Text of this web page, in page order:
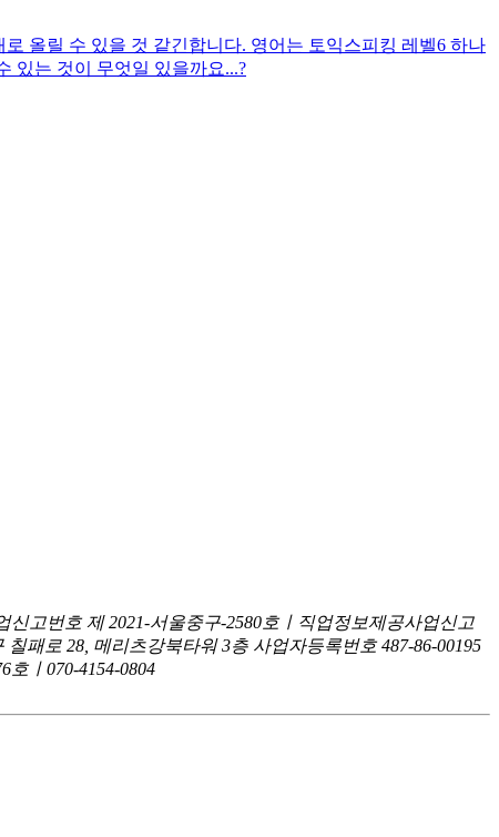
올릴 수 있을 것 같긴합니다. 영어는 토익스피킹 레벨6 하나
있는 것이 무엇일 있을까요...?
신고번호 제 2021-서울중구-2580호ㅣ직업정보제공사업신고
칠패로 28, 메리츠강북타워 3층 사업자등록번호 487-86-00195
ㅣ070-4154-0804